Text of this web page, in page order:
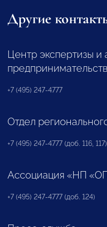
Другие
Центр экспертизы
+7 (495) 247-4777
Отдел
+7 (495) 247-4777 (доб. 116, 117)
Ассоциация «НП
+7 (495) 247-4777 (доб. 124)